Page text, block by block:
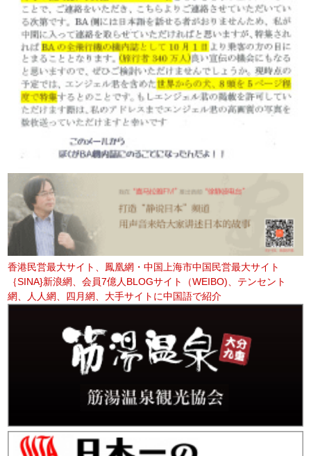
香港民営最大サイト、鳳凰網・中国上海市中国民営最大サイト
｛SINA}新浪網、会員7億人BLOGサイト（WEIBO)、テンセント
網、人人網、四月網、大手サイトに中国語で紹介